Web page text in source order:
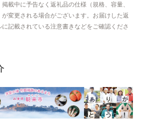
載中に予告なく返礼品の仕様（規格、容量、
変更される場合がございます。お届けした返
記載されている注意書きなどをご確認くださ